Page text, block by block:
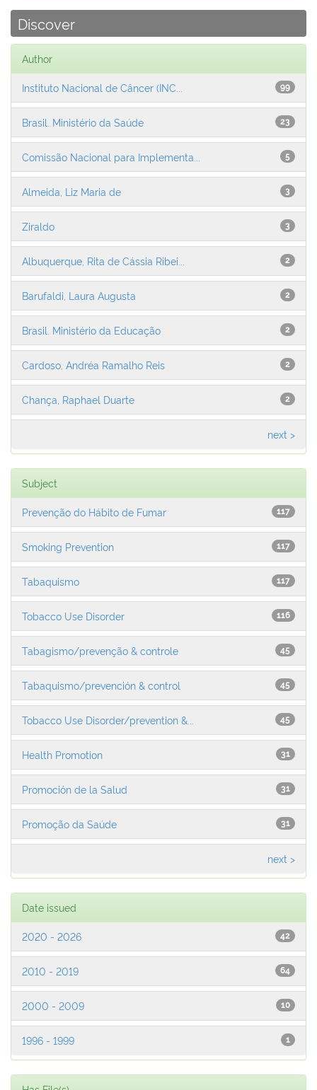
Discover
Author
99
Instituto Nacional de Câncer (INC...
23
Brasil. Ministério da Saúde
5
Comissão Nacional para Implementa...
3
Almeida, Liz Maria de
3
Ziraldo
2
Albuquerque, Rita de Cássia Ribei...
2
Barufaldi, Laura Augusta
2
Brasil. Ministério da Educação
2
Cardoso, Andréa Ramalho Reis
2
Chança, Raphael Duarte
next >
Subject
117
Prevenção do Hábito de Fumar
117
Smoking Prevention
117
Tabaquismo
116
Tobacco Use Disorder
45
Tabagismo/prevenção & controle
45
Tabaquismo/prevención & control
45
Tobacco Use Disorder/prevention &...
31
Health Promotion
31
Promoción de la Salud
31
Promoção da Saúde
next >
Date issued
42
2020 - 2026
64
2010 - 2019
10
2000 - 2009
1
1996 - 1999